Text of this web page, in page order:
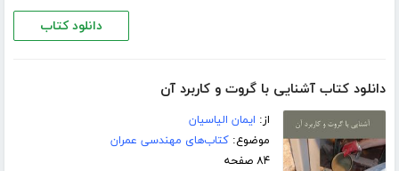
دانلود کتاب
دانلود کتاب آشنایی با گروت و کاربرد آن
از: ایمان الیاسیان
موضوع:کتاب‌های مهندسی عمران
۸۴ صفحه